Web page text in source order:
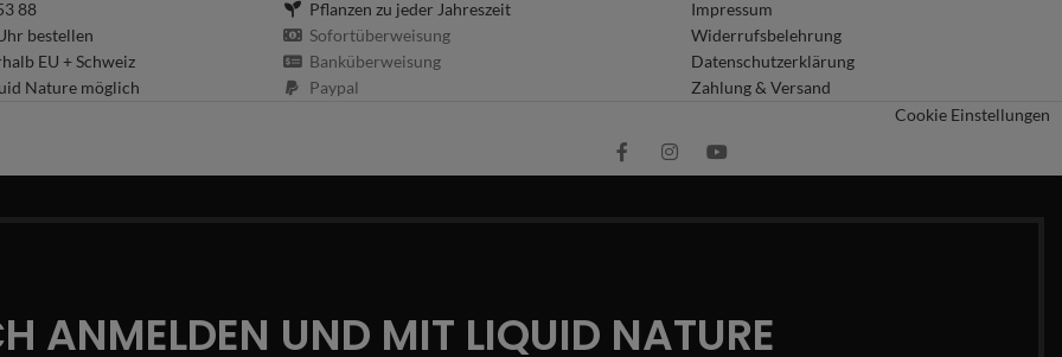
88
bestellen
EU + Schweiz
Nature möglich
Pflanzen zu jeder Jahreszeit
Sofortüberweisung
Banküberweisung
Paypal
Impressum
Widerrufsbelehrung
Datenschutzerklärung
Zahlung & Versand
Cookie Einstellungen
ANMELDEN UND MIT LIQUID NATURE